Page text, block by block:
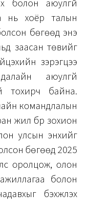
болон аюулгүй
нь хоёр талын
бөгөөд энэ
заасан төвийг
зэрэгцээ
аюулгүй
тохирч байна.
командлалын
жил бүр зохион
улсын энхийг
бөгөөд 2025
оролцож, олон
болон
бэхжүүлэх